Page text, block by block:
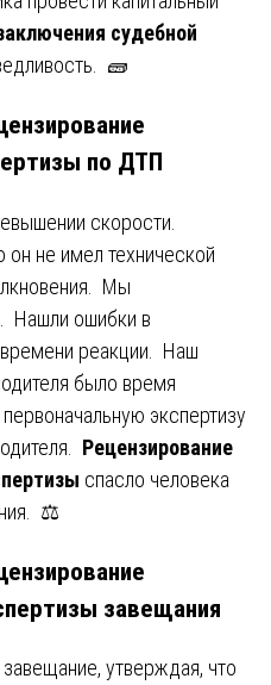
судебной
🧱
по ДТП
скорости.
он не имел технической
Мы
Нашли ошибки в
реакции. Наш
было время
экспертизу
Рецензирование
спасло человека
⚖️
завещания
утверждая, что